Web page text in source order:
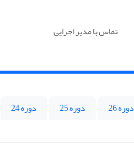
تماس با مدیر اجرایی
دوره 26 دوره 25 دوره 24